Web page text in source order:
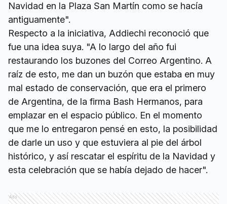
Navidad en la Plaza San Martín como se hacía
antiguamente".
Respecto a la iniciativa, Addiechi reconoció que
fue una idea suya. "A lo largo del año fui
restaurando los buzones del Correo Argentino. A
raíz de esto, me dan un buzón que estaba en muy
mal estado de conservación, que era el primero
de Argentina, de la firma Bash Hermanos, para
emplazar en el espacio público. En el momento
que me lo entregaron pensé en esto, la posibilidad
de darle un uso y que estuviera al pie del árbol
histórico, y así rescatar el espíritu de la Navidad y
esta celebración que se había dejado de hacer".
Ads